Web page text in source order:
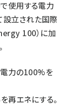
使用する電力
設立された国際
100）に加
力の100%を
再エネにする。